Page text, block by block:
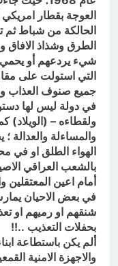
تفكيك شلل
العوجة بقطار امريكي
الحالكة من شباط ثم
الطرق وشذاذ الافاق
شيء يردعهم أو يحمي
التي استولت على مقاليد
جميع صنوف العذاب
في دولة ليس لها دستور،
ولقطاءه – (الويلاد)
والمساءلة والعدالة ؛
الهواء الطلق او في
بالشعب العراقي
أمام اعين المعتقلين
في بعض الاحيان يمارس
شنقهم او رميهم او
بحفلات التعذيب ..!!
ألم يكن باستطاعة
والاجهزة الامنية